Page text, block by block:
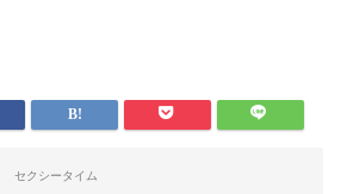
セクシータイム